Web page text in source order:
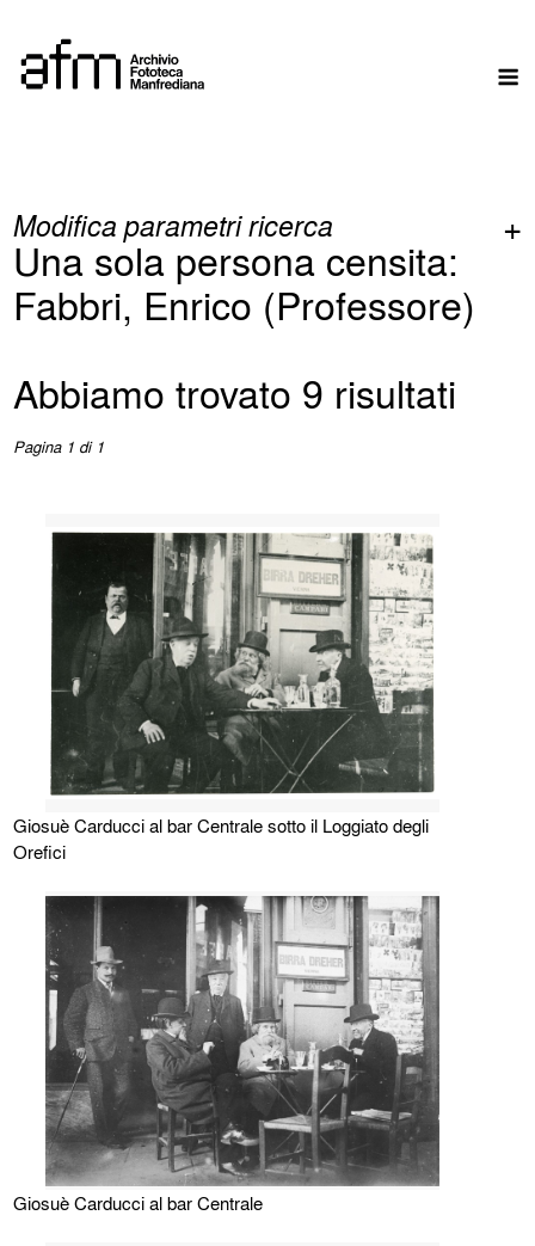
content
Modifica parametri ricerca
Una sola persona censita:
Fabbri, Enrico (Professore)
Abbiamo trovato 9 risultati
Pagina 1 di 1
Giosuè Carducci al bar Centrale sotto il Loggiato degli
Orefici
Giosuè Carducci al bar Centrale